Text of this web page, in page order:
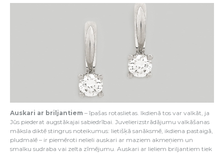
Auskari ar briljantiem – īpašas rotaslietas. Ikdienā tos var valkāt, ja
Jūs piederat augstākajai sabiedrībai. Juvelierizstrādājumu valkāšanas
māksla diktē stingrus noteikumus: lietišķā sanāksmē, ikdiena pastaigā,
pludmalē – ir piemēroti nelieli auskari ar maziem akmeņiem un
smalku sudraba vai zelta zīmējumu. Auskari ar lieliem briljantiem tiek